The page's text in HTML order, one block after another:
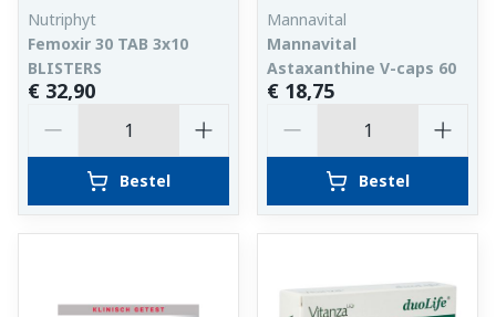
Nutriphyt
Femoxir 30 TAB 3x10
BLISTERS
€ 32,90
Bestel
Mannavital
Mannavital
Astaxanthine V-caps 60
€ 18,75
Bestel